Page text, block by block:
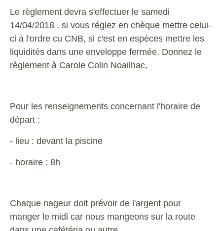
Le règlement devra s'effectuer le samedi
14/04/2018 , si vous réglez en chèque mettre celui-
ci à l'ordre cu CNB, si c'est en espèces mettre les
liquidités dans une enveloppe fermée. Donnez le
règlement à Carole Colin Noailhac,
Pour les renseignements concernant l'horaire de
départ :
- lieu : devant la piscine
- horaire : 8h
Chaque nageur doit prévoir de l'argent pour
manger le midi car nous mangeons sur la route